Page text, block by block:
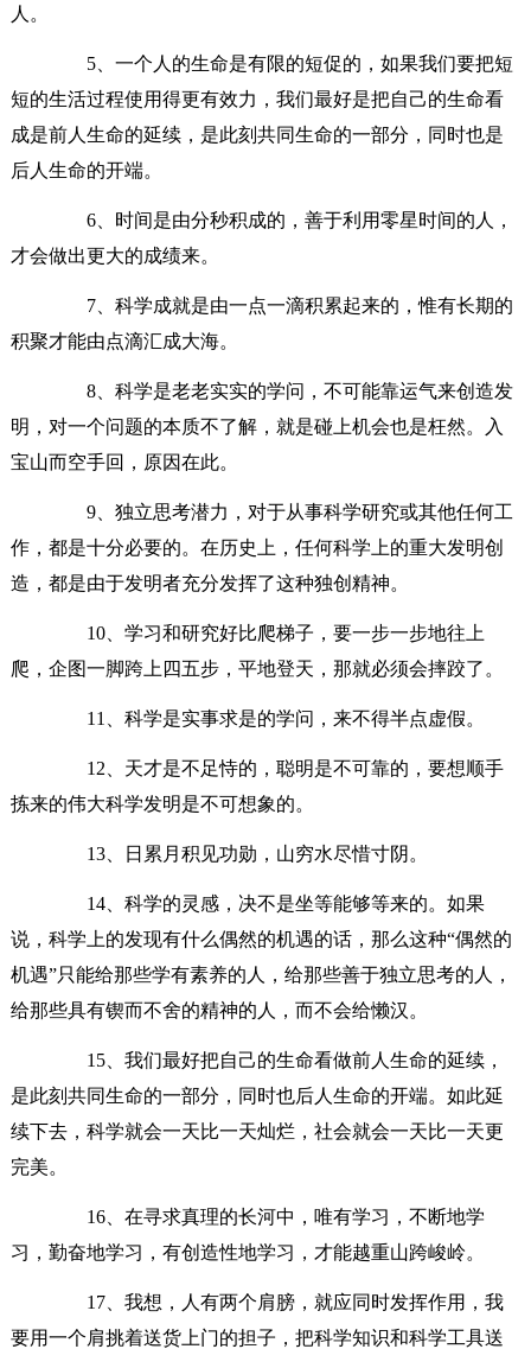
人。
5、一个人的生命是有限的短促的，如果我们要把短
短的生活过程使用得更有效力，我们最好是把自己的生命看
成是前人生命的延续，是此刻共同生命的一部分，同时也是
后人生命的开端。
6、时间是由分秒积成的，善于利用零星时间的人，
才会做出更大的成绩来。
7、科学成就是由一点一滴积累起来的，惟有长期的
积聚才能由点滴汇成大海。
8、科学是老老实实的学问，不可能靠运气来创造发
明，对一个问题的本质不了解，就是碰上机会也是枉然。入
宝山而空手回，原因在此。
9、独立思考潜力，对于从事科学研究或其他任何工
作，都是十分必要的。在历史上，任何科学上的重大发明创
造，都是由于发明者充分发挥了这种独创精神。
10、学习和研究好比爬梯子，要一步一步地往上
爬，企图一脚跨上四五步，平地登天，那就必须会摔跤了。
11、科学是实事求是的学问，来不得半点虚假。
12、天才是不足恃的，聪明是不可靠的，要想顺手
拣来的伟大科学发明是不可想象的。
13、日累月积见功勋，山穷水尽惜寸阴。
14、科学的灵感，决不是坐等能够等来的。如果
说，科学上的发现有什么偶然的机遇的话，那么这种“偶然的
机遇”只能给那些学有素养的人，给那些善于独立思考的人，
给那些具有锲而不舍的精神的人，而不会给懒汉。
15、我们最好把自己的生命看做前人生命的延续，
是此刻共同生命的一部分，同时也后人生命的开端。如此延
续下去，科学就会一天比一天灿烂，社会就会一天比一天更
完美。
16、在寻求真理的长河中，唯有学习，不断地学
习，勤奋地学习，有创造性地学习，才能越重山跨峻岭。
17、我想，人有两个肩膀，就应同时发挥作用，我
要用一个肩挑着送货上门的担子，把科学知识和科学工具送